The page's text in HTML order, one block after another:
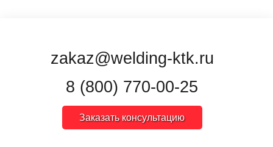
zakaz@welding-ktk.ru
8 (800) 770-00-25
Заказать консультацию